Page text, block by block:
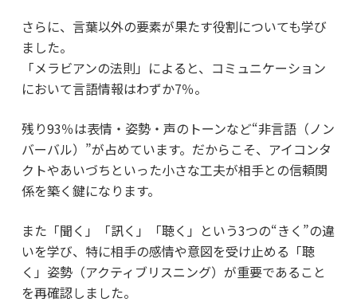
さらに、言葉以外の要素が果たす役割についても学び
ました。
「メラビアンの法則」によると、コミュニケーション
において言語情報はわずか7％。
残り93％は表情・姿勢・声のトーンなど“非言語（ノン
バーバル）”が占めています。だからこそ、アイコンタ
クトやあいづちといった小さな工夫が相手との信頼関
係を築く鍵になります。
また「聞く」「訊く」「聴く」という3つの“きく”の違
いを学び、特に相手の感情や意図を受け止める「聴
く」姿勢（アクティブリスニング）が重要であること
を再確認しました。